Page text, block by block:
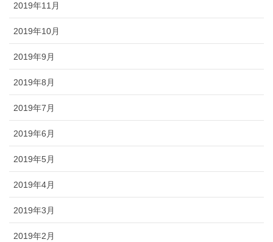
2019年11月
2019年10月
2019年9月
2019年8月
2019年7月
2019年6月
2019年5月
2019年4月
2019年3月
2019年2月